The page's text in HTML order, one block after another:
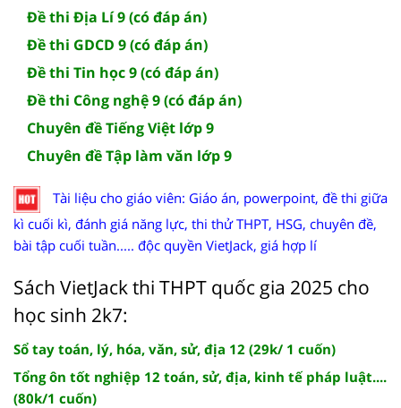
Đề thi Địa Lí 9 (có đáp án)
Đề thi GDCD 9 (có đáp án)
Đề thi Tin học 9 (có đáp án)
Đề thi Công nghệ 9 (có đáp án)
Chuyên đề Tiếng Việt lớp 9
Chuyên đề Tập làm văn lớp 9
Tài liệu cho giáo viên: Giáo án, powerpoint, đề thi giữa
kì cuối kì, đánh giá năng lực, thi thử THPT, HSG, chuyên đề,
bài tập cuối tuần..... độc quyền VietJack, giá hợp lí
Sách VietJack thi THPT quốc gia 2025 cho
học sinh 2k7:
Sổ tay toán, lý, hóa, văn, sử, địa 12 (29k/ 1 cuốn)
Tổng ôn tốt nghiệp 12 toán, sử, địa, kinh tế pháp luật....
(80k/1 cuốn)